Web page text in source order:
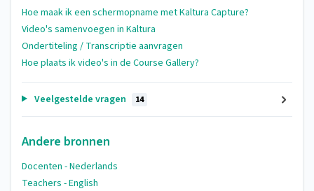
Hoe maak ik een schermopname met Kaltura Capture?
Video's samenvoegen in Kaltura
Ondertiteling / Transcriptie aanvragen
Hoe plaats ik video's in de Course Gallery?
Veelgestelde vragen 14
Andere bronnen
Docenten - Nederlands
Teachers - English